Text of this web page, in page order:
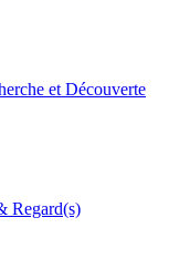
et Découverte
Regard(s)